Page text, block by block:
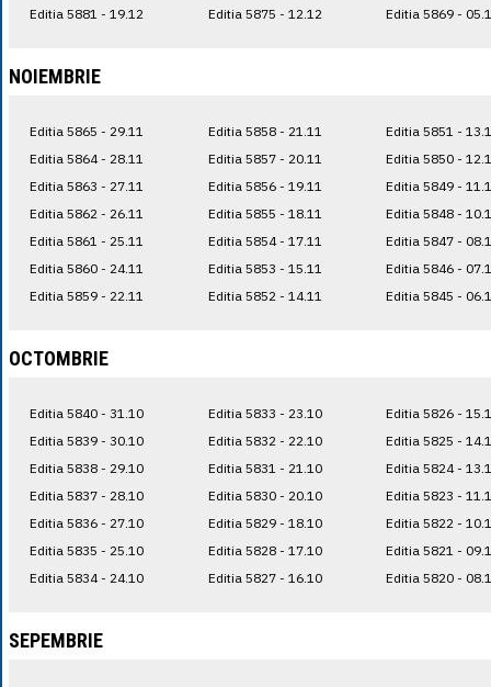
Editia 5881 - 19.12
Editia 5875 - 12.12
Editia 5869 -
NOIEMBRIE
Editia 5865 - 29.11
Editia 5864 - 28.11
Editia 5863 - 27.11
Editia 5862 - 26.11
Editia 5861 - 25.11
Editia 5860 - 24.11
Editia 5859 - 22.11
Editia 5858 - 21.11
Editia 5857 - 20.11
Editia 5856 - 19.11
Editia 5855 - 18.11
Editia 5854 - 17.11
Editia 5853 - 15.11
Editia 5852 - 14.11
Editia 5851 -
Editia 5850 -
Editia 5849 -
Editia 5848 -
Editia 5847 -
Editia 5846 -
Editia 5845 -
OCTOMBRIE
Editia 5840 - 31.10
Editia 5839 - 30.10
Editia 5838 - 29.10
Editia 5837 - 28.10
Editia 5836 - 27.10
Editia 5835 - 25.10
Editia 5834 - 24.10
Editia 5833 - 23.10
Editia 5832 - 22.10
Editia 5831 - 21.10
Editia 5830 - 20.10
Editia 5829 - 18.10
Editia 5828 - 17.10
Editia 5827 - 16.10
Editia 5826 -
Editia 5825 -
Editia 5824 -
Editia 5823 -
Editia 5822 -
Editia 5821 -
Editia 5820 -
SEPEMBRIE